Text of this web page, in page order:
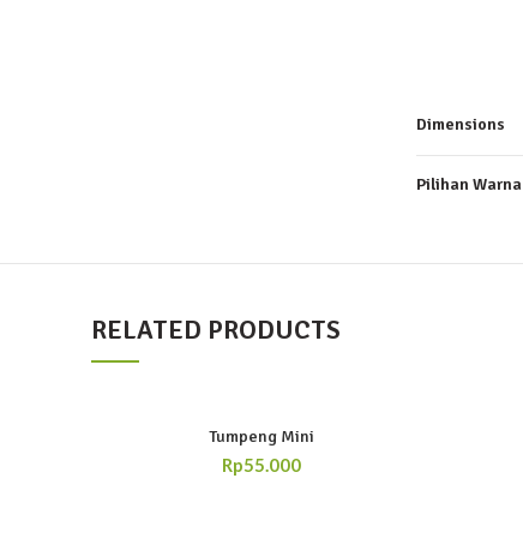
Dimensions
Pilihan Warna
RELATED PRODUCTS
Tumpeng Mini
Rp55.000